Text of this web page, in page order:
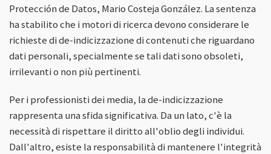
Protección de Datos, Mario Costeja González. La sentenza
ha stabilito che i motori di ricerca devono considerare le
richieste di de-indicizzazione di contenuti che riguardano
dati personali, specialmente se tali dati sono obsoleti,
irrilevanti o non più pertinenti.
Per i professionisti dei media, la de-indicizzazione
rappresenta una sfida significativa. Da un lato, c'è la
necessità di rispettare il diritto all'oblio degli individui.
Dall'altro, esiste la responsabilità di mantenere l'integrità